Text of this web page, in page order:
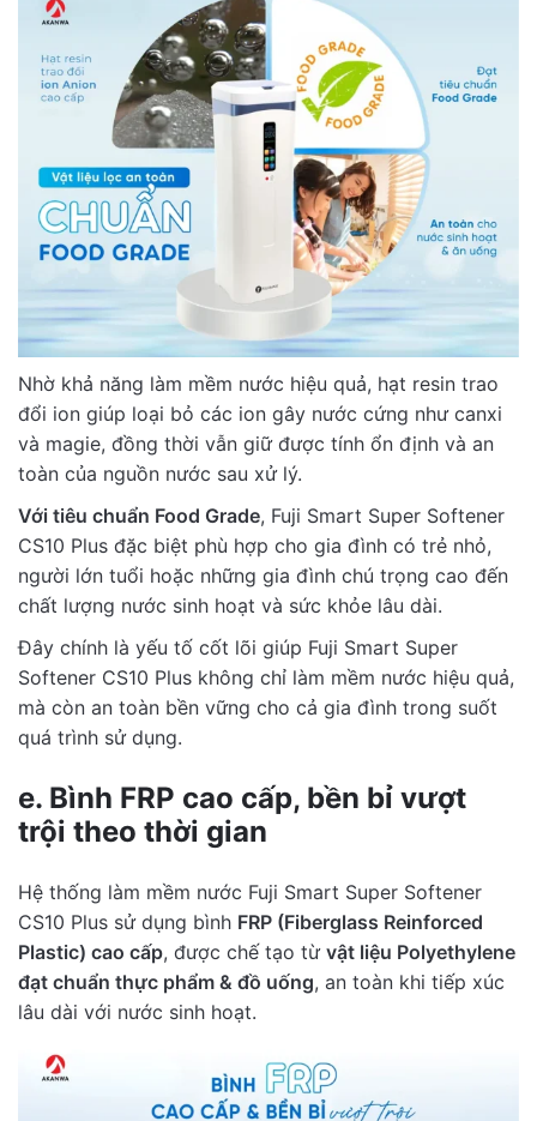
Nhờ khả năng làm mềm nước hiệu quả, hạt resin trao
đổi ion giúp loại bỏ các ion gây nước cứng như canxi
và magie, đồng thời vẫn giữ được tính ổn định và an
toàn của nguồn nước sau xử lý.
Với tiêu chuẩn Food Grade, Fuji Smart Super Softener
CS10 Plus đặc biệt phù hợp cho gia đình có trẻ nhỏ,
người lớn tuổi hoặc những gia đình chú trọng cao đến
chất lượng nước sinh hoạt và sức khỏe lâu dài.
Đây chính là yếu tố cốt lõi giúp Fuji Smart Super
Softener CS10 Plus không chỉ làm mềm nước hiệu quả,
mà còn an toàn bền vững cho cả gia đình trong suốt
quá trình sử dụng.
e. Bình FRP cao cấp, bền bỉ vượt
trội theo thời gian
Hệ thống làm mềm nước Fuji Smart Super Softener
CS10 Plus sử dụng bình FRP (Fiberglass Reinforced
Plastic) cao cấp, được chế tạo từ vật liệu Polyethylene
đạt chuẩn thực phẩm & đồ uống, an toàn khi tiếp xúc
lâu dài với nước sinh hoạt.